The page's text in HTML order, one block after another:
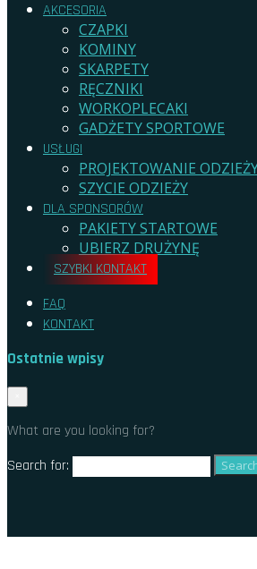
AKCESORIA
CZAPKI
KOMINY
SKARPETY
RĘCZNIKI
WORKOPLECAKI
GADŻETY SPORTOWE
USŁUGI
PROJEKTOWANIE
SZYCIE ODZIEŻY
DLA SPONSORÓW
PAKIETY STARTOWE
UBIERZ DRUŻYNĘ
SZYBKI KONTAKT
FAQ
KONTAKT
Ostatnie wpisy
SPORTOWEJ ONLINE
JAKIE SĄ NAJLEPSZE MATERIAŁY
WYSOKICH TEMPERATUR
What are you looking for?
Search for: